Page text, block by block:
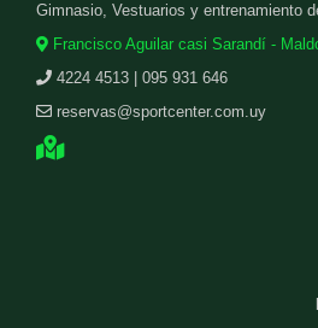
Gimnasio, Vestuarios y entrenamiento
Francisco Aguilar casi Sarandí -
4224 4513 | 095 931 646
reservas@sportcenter.com.uy